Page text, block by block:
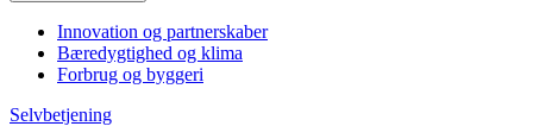
Innovation og partnerskaber
Bæredygtighed og klima
Forbrug og byggeri
Selvbetjening